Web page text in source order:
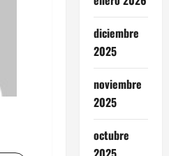
diciembre
2025
noviembre
2025
octubre